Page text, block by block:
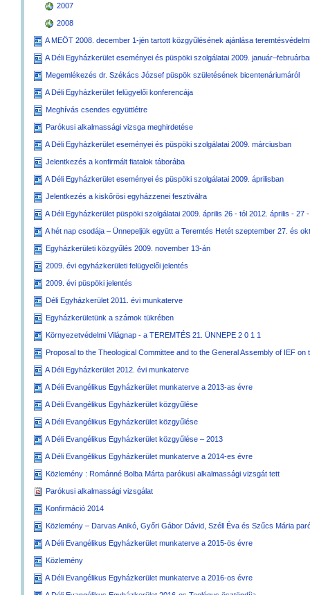
2007
2008
A MEÖT 2008. december 1-jén tartott közgyűlésének ajánlása
A Déli Egyházkerület eseményei és püspöki szolgálatai 2009.
Megemlékezés dr. Székács József püspök születésének bicentenáriumáról
A Déli Egyházkerület felügyelői konferencája
Meghívás csendes együttlétre
Parókusi alkalmassági vizsga meghirdetése
A Déli Egyházkerület eseményei és püspöki szolgálatai 2009. márciusban
Jelentkezés a konfirmált fiatalok táborába
A Déli Egyházkerület eseményei és püspöki szolgálatai 2009. áprilisban
Jelentkezés a kiskőrösi egyházzenei fesztiválra
A Déli Egyházkerület püspöki szolgálatai 2009. április 26 - tól 2012. április - 27
A hét nap csodája – Ünnepeljük együtt a Teremtés Hetét szeptember 27. és
Egyházkerületi közgyűlés 2009. november 13-án
2009. évi egyházkerületi felügyelői jelentés
2009. évi püspöki jelentés
Déli Egyházkerület 2011. évi munkaterve
Egyházkerületünk a számok tükrében
Környezetvédelmi Világnap - a TEREMTÉS 21. ÜNNEPE 2 0 1 1
Proposal to the Theological Committee and to the General Assembly of IEF
A Déli Egyházkerület 2012. évi munkaterve
A Déli Evangélikus Egyházkerület munkaterve a 2013-as évre
A Déli Evangélikus Egyházkerület közgyűlése
A Déli Evangélikus Egyházkerület közgyűlése
A Déli Evangélikus Egyházkerület közgyűlése – 2013
A Déli Evangélikus Egyházkerület munkaterve a 2014-es évre
Közlemény : Románné Bolba Márta parókusi alkalmassági vizsgát tett
Parókusi alkalmassági vizsgálat
Konfirmáció 2014
Közlemény – Darvas Anikó, Győri Gábor Dávid, Széll Éva és Szűcs Mária
A Déli Evangélikus Egyházkerület munkaterve a 2015-ös évre
Közlemény
A Déli Evangélikus Egyházkerület munkaterve a 2016-os évre